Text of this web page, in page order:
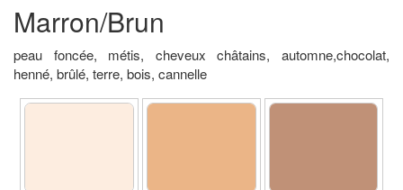
Marron/Brun
peau foncée, métis, cheveux châtains, automne,chocolat,
henné, brûlé, terre, bois, cannelle